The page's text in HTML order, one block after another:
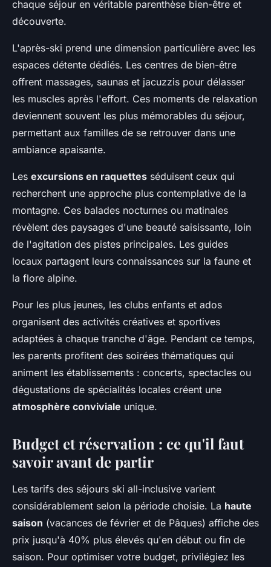
chaque séjour en véritable parenthèse bien-être et
découverte.
L'après-ski prend une dimension particulière avec les
espaces détente dédiés. Les centres de bien-être
offrent massages, saunas et jacuzzis pour délasser
les muscles après l'effort. Ces moments de relaxation
deviennent souvent les plus mémorables du séjour,
permettant aux familles de se retrouver dans une
ambiance apaisante.
Les excursions en raquettes séduisent ceux qui
recherchent une approche plus contemplative de la
montagne. Ces balades nocturnes ou matinales
révèlent des paysages d'une beauté saisissante, loin
de l'agitation des pistes principales. Les guides
locaux partagent leurs connaissances sur la faune et
la flore alpine.
Pour les plus jeunes, les clubs enfants et ados
organisent des activités créatives et sportives
adaptées à chaque tranche d'âge. Pendant ce temps,
les parents profitent des soirées thématiques qui
animent les établissements : concerts, spectacles ou
dégustations de spécialités locales créent une
atmosphère conviviale unique.
Budget et réservation : ce qu'il faut
savoir avant de partir
Les tarifs des séjours ski all-inclusive varient
considérablement selon la période choisie. La haute
saison (vacances de février et de Pâques) affiche des
prix jusqu'à 40% plus élevés qu'en début ou fin de
saison. Pour optimiser votre budget, privilégiez les